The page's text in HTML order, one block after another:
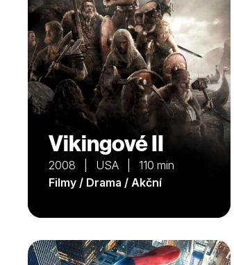
Vikingové II
2008 | USA | 110 min
Filmy / Drama / Akční